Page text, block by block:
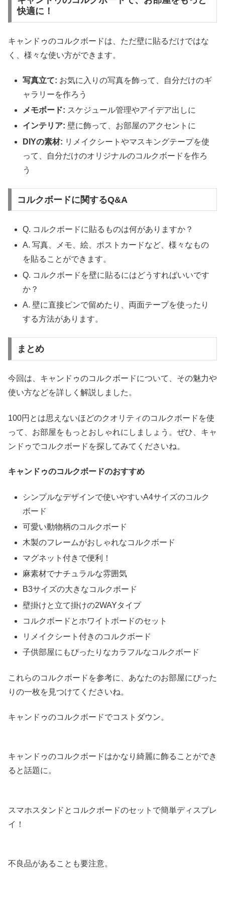
快適に！
キャンドゥのコルクボードは、ただ壁に貼るだけではな
く、様々な使い方ができます。
写真立て: お気に入りの写真を飾って、自分だけのギ
ャラリーを作ろう
メモボード: スケジュール管理やアイデア出しに
インテリア: 壁に飾って、お部屋のアクセントに
DIYの素材: リメイクシートやマスキングテープを使
って、自分だけのオリジナルのコルクボードを作ろ
う
コルクボードに関するQ&A
Q. コルクボードに貼るものは何がありますか？
A. 写真、メモ、絵、ポストカードなど、様々なもの
を貼ることができます。
Q. コルクボードを壁に貼るにはどうすればいいです
か？
A. 壁に直接ピンで留めたり、両面テープを使ったり
する方法があります。
まとめ
今回は、キャンドゥのコルクボードについて、その魅力や
使い方などを詳しく解説しました。
100円とは思えないほどのクオリティのコルクボードを使
って、お部屋をもっとおしゃれにしましょう。ぜひ、キャ
ンドゥでコルクボードを探してみてくださいね。
キャンドゥのコルクボードのおすすめ
シンプルなデザインで使いやすいA4サイズのコルク
ボード
可愛い動物柄のコルクボード
木製のフレームがおしゃれなコルクボード
マグネット付きで便利！
麻素材でナチュラルな雰囲気
B3サイズの大きなコルクボード
壁掛けと立て掛けの2WAYタイプ
コルクボードとホワイトボードのセット
リメイクシート付きのコルクボード
子供部屋にもぴったりなカラフルなコルクボード
これらのコルクボードを参考に、あなたのお部屋にぴった
りの一枚を見つけてくださいね。
キャンドゥのコルクボードでコストダウン。
キャンドゥのコルクボードはかなり綺麗に飾ることができ
ると話題に。
スマホスタンドとコルクボードのセットで簡単ディスプレ
イ！
不良品があることも要注意。